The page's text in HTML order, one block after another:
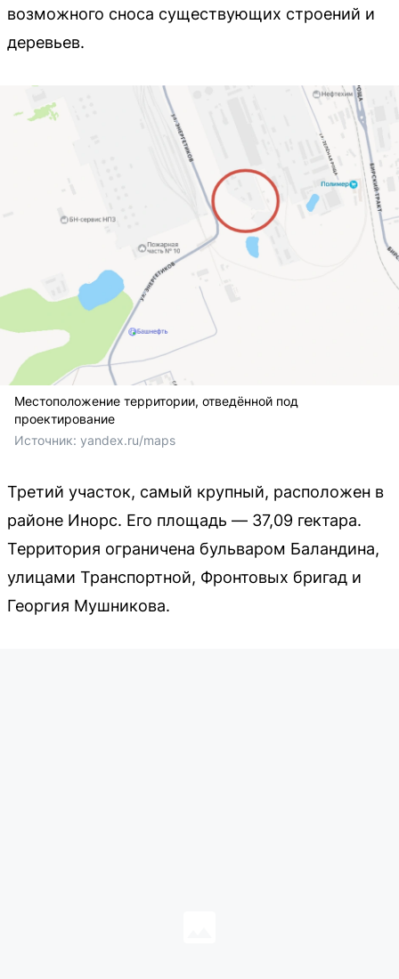
возможного сноса существующих строений и
деревьев.
Местоположение территории, отведённой под
проектирование
Источник: yandex.ru/maps
Третий участок, самый крупный, расположен в
районе Инорс. Его площадь — 37,09 гектара.
Территория ограничена бульваром Баландина,
улицами Транспортной, Фронтовых бригад и
Георгия Мушникова.